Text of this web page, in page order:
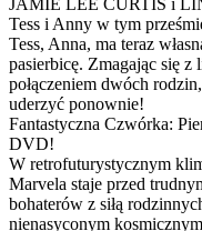
JAMIE LEE CURTIS i
Tess i Anny w tym
Tess, Anna, ma teraz
pasierbicę. Zmagając się
połączeniem dwóch
uderzyć ponownie!
Fantastyczna Czwórka:
DVD!
W retrofuturystycznym
Marvela staje przed
bohaterów z siłą
nienasyconym